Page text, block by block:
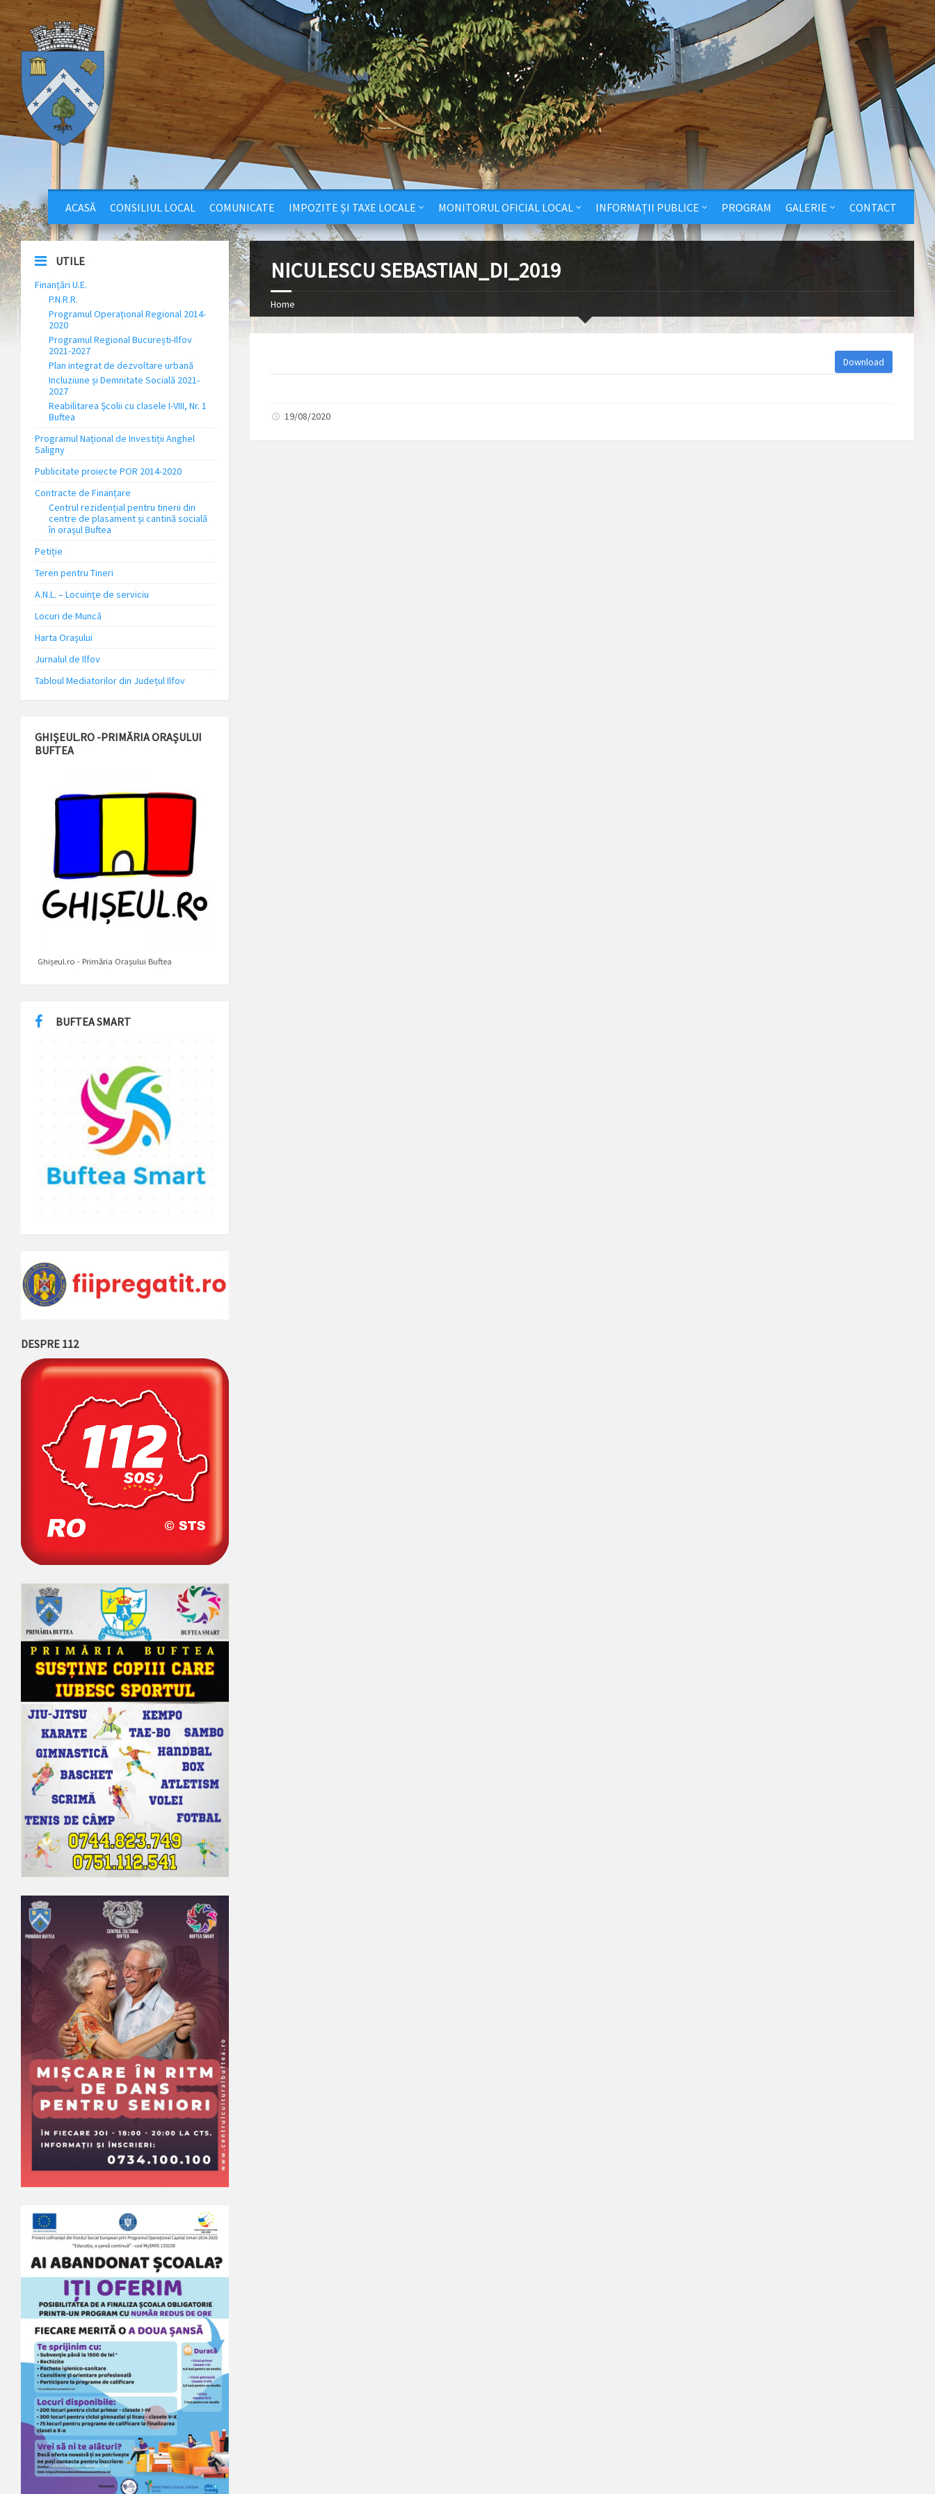
ACASĂ CONSILIUL LOCAL COMUNICATE IMPOZITE ȘI TAXE LOCALE MONITORUL OFICIAL LOCAL INFORMAȚII PUBLICE PROGRAM GALERIE CONTACT
NICULESCU SEBASTIAN_DI_2019
Home
Download
19/08/2020
UTILE
Finanțări U.E.
P.N.R.R.
Programul Operațional Regional 2014-
2020
Programul Regional București-Ilfov
2021-2027
Plan integrat de dezvoltare urbană
Incluziune și Demnitate Socială 2021-
2027
Reabilitarea Școlii cu clasele I-VIII, Nr. 1
Buftea
Programul Național de Investiții Anghel
Saligny
Publicitate proiecte POR 2014-2020
Contracte de Finanțare
Centrul rezidențial pentru tinerii din
centre de plasament și cantină socială
în orașul Buftea
Petiție
Teren pentru Tineri
A.N.L. – Locuinţe de serviciu
Locuri de Muncă
Harta Orașului
Jurnalul de Ilfov
Tabloul Mediatorilor din Județul Ilfov
GHIȘEUL.RO -PRIMĂRIA ORAȘULUI
BUFTEA
Ghișeul.ro - Primăria Orașului Buftea
BUFTEA SMART
DESPRE 112